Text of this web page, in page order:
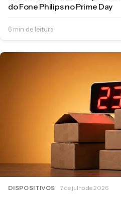
do Fone Philips no Prime Day
6 min de leitura
DISPOSITIVOS 7 de julho de 2026